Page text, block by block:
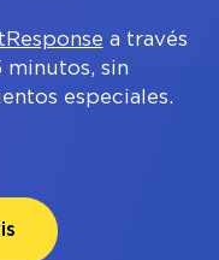
a través
minutos, sin
especiales.